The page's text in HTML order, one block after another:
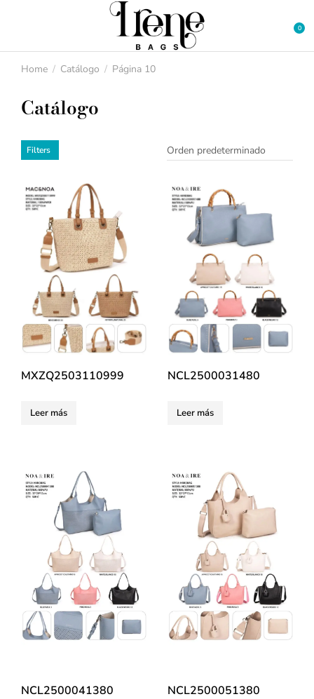
You are here:
Home Catálogo Página 10
Catálogo
Filters
MXZQ2503110999
Leer más
NCL2500031480
Leer más
NCL2500041380 NCL2500051380